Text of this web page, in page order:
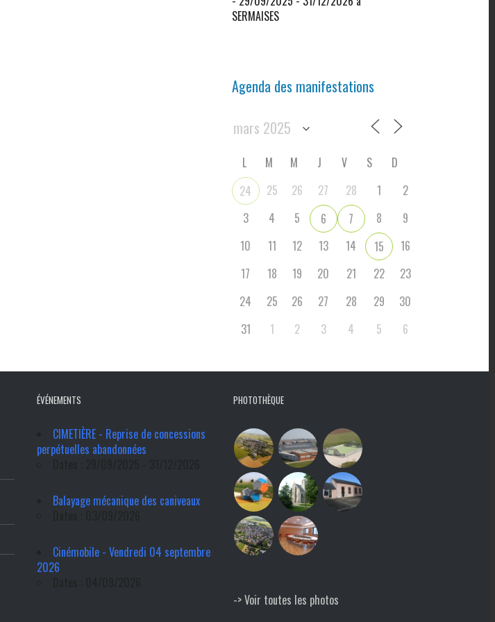
SERMAISES
Agenda des manifestations
L M M J V S
D
24
25 26 27 28 1
2
3
4 5 6 7 8
9
10
11 12 13 14 15
16
17
18 19 20 21 22
23
24
25 26 27 28 29
30
31
1 2 3 4 5 6
ÉVÉNEMENTS
CIMETIÈRE - Reprise de concessions
perpétuelles abandonnées
Balayage mécanique des caniveaux
Cinémobile - Vendredi 04 septembre
2026
PHOTOTHÈQUE
-> Voir toutes les photos